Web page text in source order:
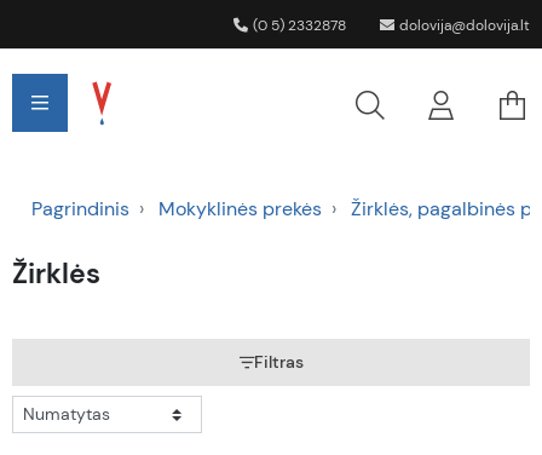
(0 5) 2332878 dolovija@dolovija.lt
Pagrindinis Mokyklinės prekės Žirklės, pagalbinės
Žirklės
Filtras